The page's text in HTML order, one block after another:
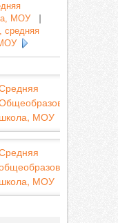
МОУ
средняя
школа, МОУ
школа, МОУ